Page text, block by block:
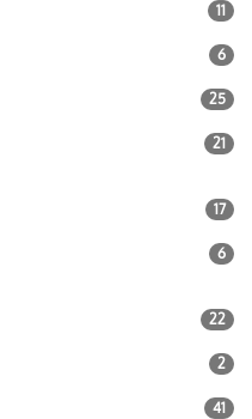
11
6
25
21
17
6
22
2
41